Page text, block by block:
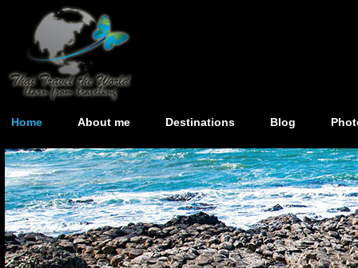
Home About me Destinations Blog